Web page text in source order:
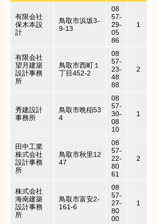
有限会社
保木本設
計
鳥取市浜坂3-
9-13
08
57-
29-
05
86
1
有限会社
望月建築
設計事務
所
鳥取市西町１
丁目452-2
08
57-
23-
48
88
2
秀建設計
事務所
鳥取市晩稲53
4
08
57-
30-
08
10
1
田中工業
株式会社
設計事務
所
鳥取市秋里12
47
08
57-
22-
80
61
2
株式会社
海南建築
設計事務
所
鳥取市富安2-
161-6
08
57-
27-
80
00
1